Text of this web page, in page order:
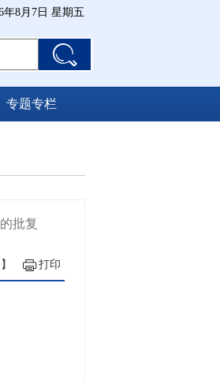
年8月7日 星期五
专题专栏
批复
】 打印